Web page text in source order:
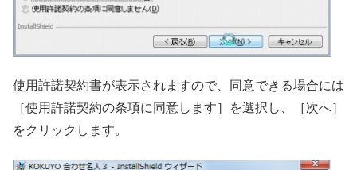
使用許諾契約書が表示されますので、同意できる場合には
［使用許諾契約の条項に同意します］を選択し、［次へ］
をクリックします。